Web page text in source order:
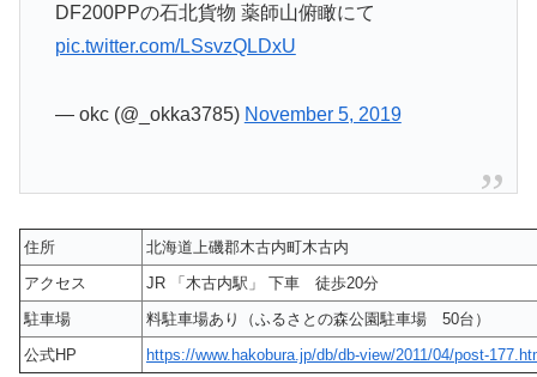
DF200PPの石北貨物 薬師山俯瞰にて
pic.twitter.com/LSsvzQLDxU
— okc (@_okka3785) November 5, 2019
住所
北海道上磯郡木古内町木古内
アクセス
JR 「木古内駅」 下車 徒歩20分
駐車場
料駐車場あり（ふるさとの森公園駐車場 50台）
公式HP
https://www.hakobura.jp/db/db-view/2011/04/post-